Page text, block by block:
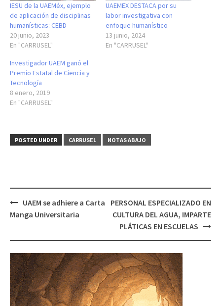
IESU de la UAEMéx, ejemplo
de aplicación de disciplinas
humanísticas: CEBD
20 junio, 2023
En "CARRUSEL"
UAEMEX DESTACA por su
labor investigativa con
enfoque humanístico
13 junio, 2024
En "CARRUSEL"
Investigador UAEM ganó el
Premio Estatal de Ciencia y
Tecnología
8 enero, 2019
En "CARRUSEL"
POSTED UNDER CARRUSEL NOTAS ABAJO
Post
navigation
UAEM se adhiere a Carta
Manga Universitaria
PERSONAL ESPECIALIZADO EN
CULTURA DEL AGUA, IMPARTE
PLÁTICAS EN ESCUELAS